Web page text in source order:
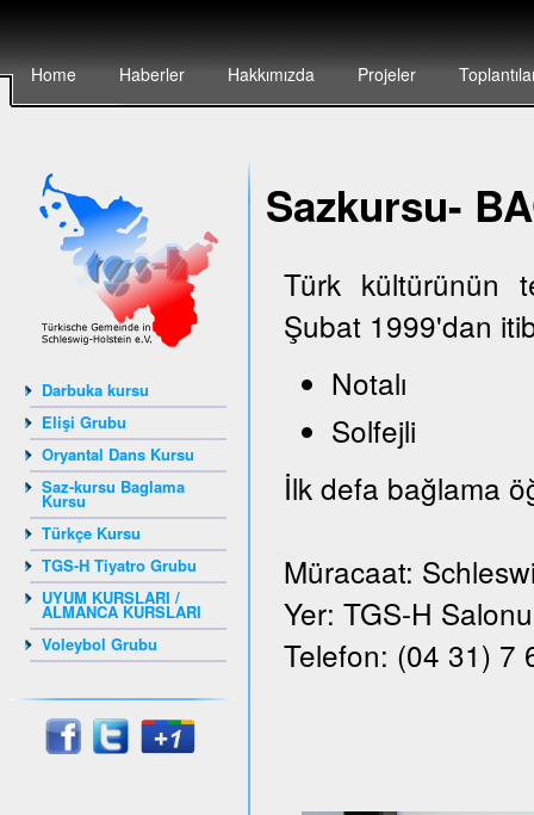
Home Haberler Hakkımızda Projeler
Darbuka kursu
Elişi Grubu
Oryantal Dans Kursu
Saz-kursu Baglama
Kursu
Türkçe Kursu
TGS-H Tiyatro Grubu
UYUM KURSLARI /
ALMANCA KURSLARI
Voleybol Grubu
Sazkursu-
Türk kültürünün
Şubat 1999'dan
Notalı
Solfejli
İlk defa bağlama
Müracaat:
Yer: TGS-H
Telefon: (04 31) 7